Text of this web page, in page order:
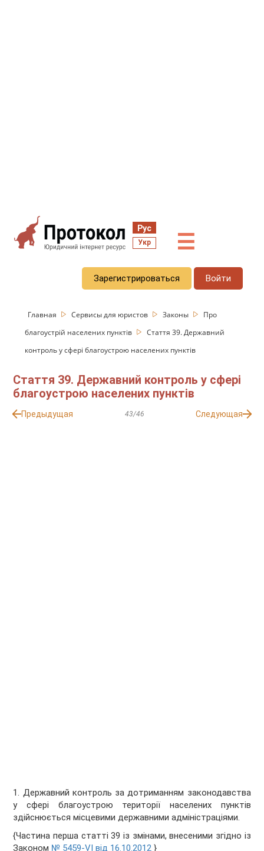
Рус
Укр ☰
Зарегистрироваться Войти
Главная Сервисы для юристов Законы
Про
благоустрій населених пунктів
Стаття 39. Державний
контроль у сфері благоустрою населених пунктів
Стаття 39. Державний контроль у сфері
благоустрою населених пунктів
Предыдущая 43/46 Следующая
1. Державний контроль за дотриманням законодавства
у сфері благоустрою території населених пунктів
здійснюється місцевими державними адміністраціями.
{Частина перша статті 39 із змінами, внесеними згідно із
Законом № 5459-VI від 16.10.2012 }